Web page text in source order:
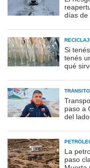
días de
Si
tenés
qué
paso a
del
La
paso